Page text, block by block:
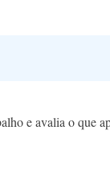
e avalia o que